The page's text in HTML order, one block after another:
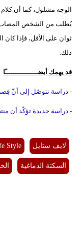
الوجه مشلول، كما أن
يُطلب من الشخص المصاب
ثوان على الأقل، فإذا
ذلك.
قد يهمك أيضــــــــــــــــًا
- دراسة تتوصّل إلى أنّ قِصر
- دراسة جديدة تؤكّد أن
لايف ستايل Style
السكتة الدماغية